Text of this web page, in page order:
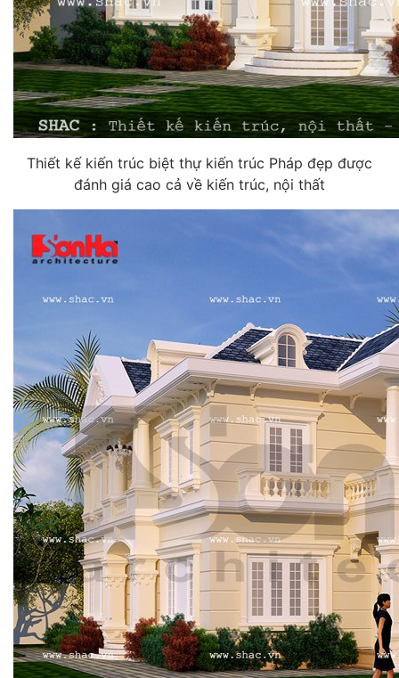
Thiết kế kiến trúc biệt thự kiến trúc Pháp đẹp được
đánh giá cao cả về kiến trúc, nội thất